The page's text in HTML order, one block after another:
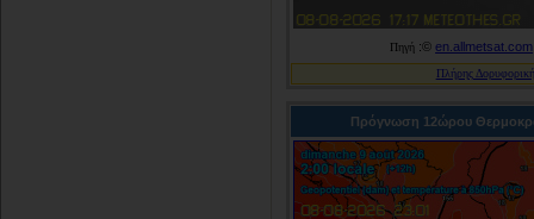
Πηγή :©en.allmetsat.com
Πλήρης
Πρόγνωση 12ώρου